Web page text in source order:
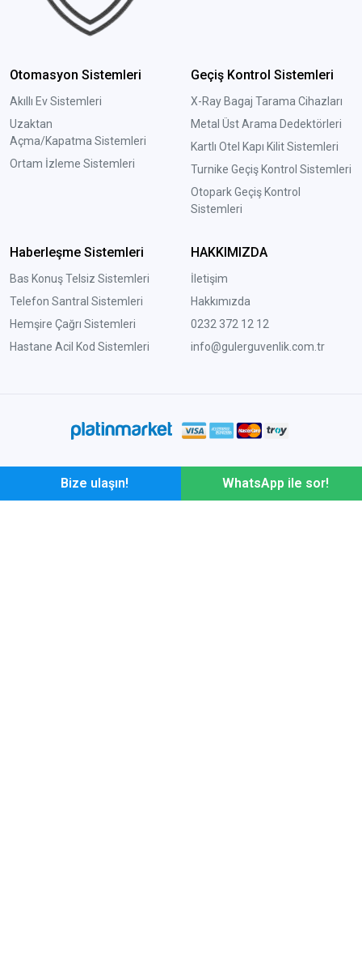
Otomasyon Sistemleri
Akıllı Ev Sistemleri
Uzaktan
Açma/Kapatma Sistemleri
Ortam İzleme Sistemleri
Geçiş Kontrol Sistemleri
X-Ray Bagaj Tarama Cihazları
Metal Üst Arama Dedektörleri
Kartlı Otel Kapı Kilit Sistemleri
Turnike Geçiş Kontrol Sistemleri
Otopark Geçiş Kontrol
Sistemleri
Haberleşme Sistemleri
Bas Konuş Telsiz Sistemleri
Telefon Santral Sistemleri
Hemşire Çağrı Sistemleri
Hastane Acil Kod Sistemleri
HAKKIMIZDA
İletişim
Hakkımızda
0232 372 12 12
info@gulerguvenlik.com.tr
Bize ulaşın! WhatsApp ile sor!